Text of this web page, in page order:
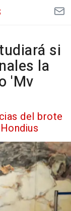
si
la
'Mv
del brote